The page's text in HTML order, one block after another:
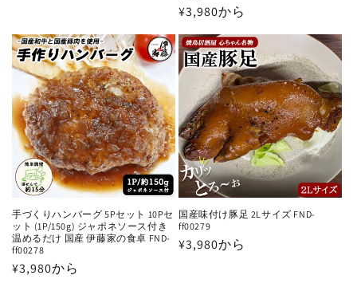
格
通
価
格
¥3,980から
手づくりハンバーグ 5Pセット 10Pセ
ット (1P/150g) ジャポネソース付き
温めるだけ 国産 伊藤家の食卓 FND-
ff00278
通
¥3,980から
国産味付け豚足 2Lサイズ FND-
ff00279
通
¥3,980から